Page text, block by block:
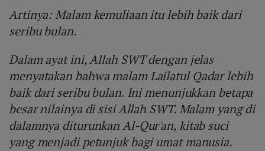
Artinya: Malam kemuliaan itu lebih baik dari
seribu bulan.
Dalam ayat ini, Allah SWT dengan jelas
menyatakan bahwa malam Lailatul Qadar lebih
baik dari seribu bulan. Ini menunjukkan betapa
besar nilainya di sisi Allah SWT. Malam yang di
dalamnya diturunkan Al-Qur'an, kitab suci
yang menjadi petunjuk bagi umat manusia.